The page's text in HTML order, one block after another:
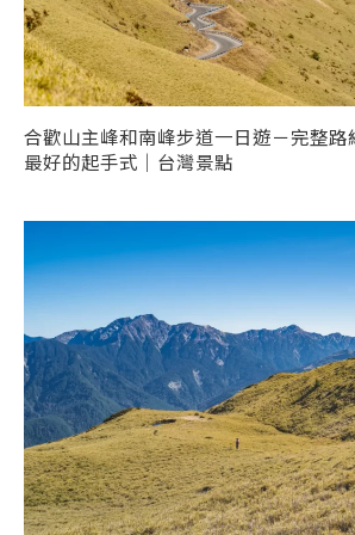
合歡山主峰和南峰步道一日遊－完整路
最好的起手式｜台灣景點